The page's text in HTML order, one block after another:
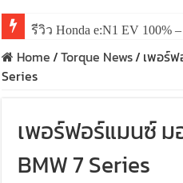
รีวิว Honda e:N1 EV
Home/Torque News/ เพอร์ฟ
Series
เพอร์ฟอร์แมนซ์ ม
BMW 7 Series